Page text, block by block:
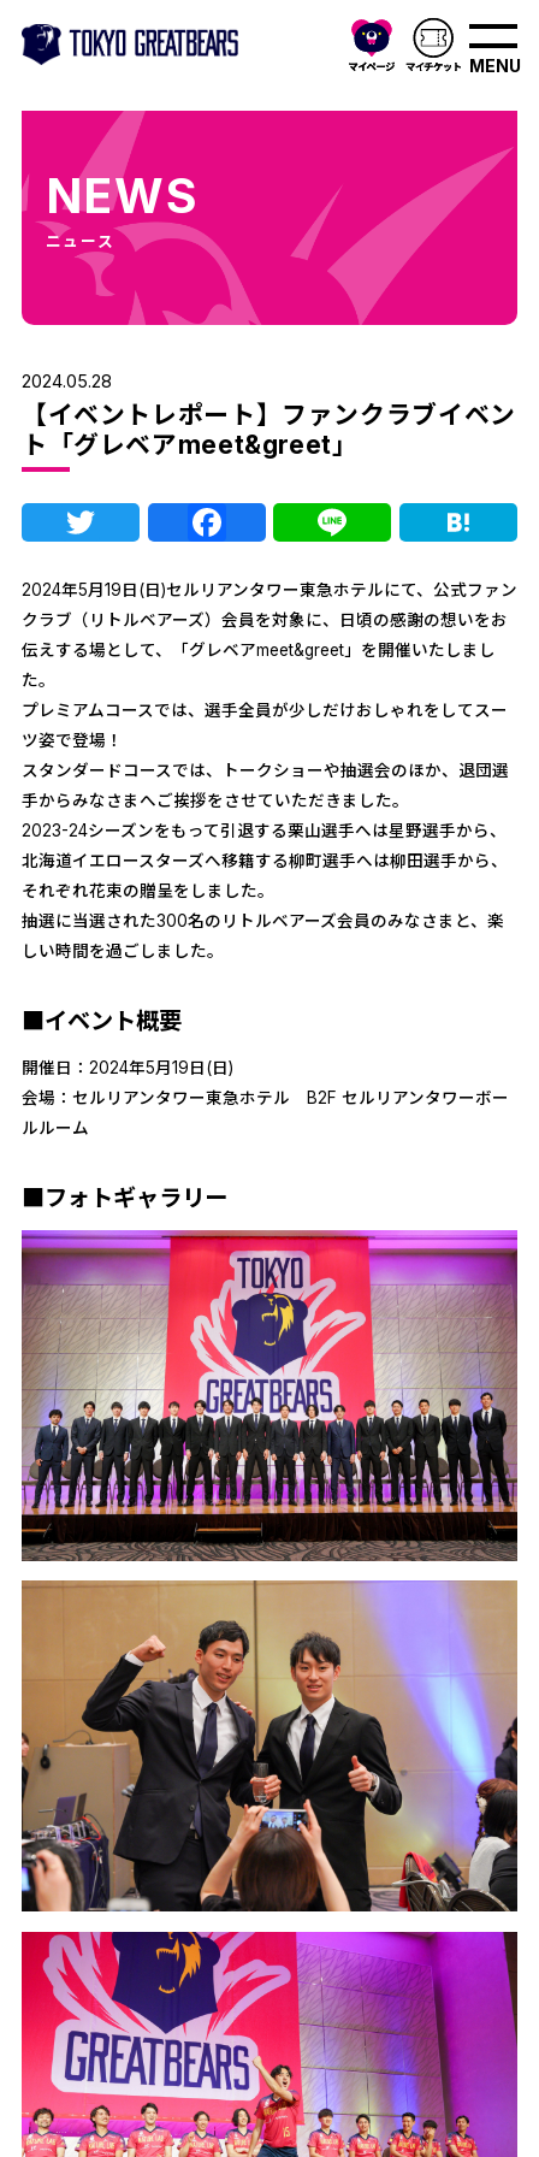
MENU
NEWS
ニュース
2024.05.28
【イベントレポート】ファンクラブイベン
ト「グレベアmeet&greet」
Twitter Facebook
Line
2024年5月19日(日)セルリアンタワー東急ホテルにて、公式ファン
クラブ（リトルベアーズ）会員を対象に、日頃の感謝の想いをお
伝えする場として、「グレベアmeet&greet」を開催いたしまし
た。
プレミアムコースでは、選手全員が少しだけおしゃれをしてスー
ツ姿で登場！
スタンダードコースでは、トークショーや抽選会のほか、退団選
手からみなさまへご挨拶をさせていただきました。
2023-24シーズンをもって引退する栗山選手へは星野選手から、
北海道イエロースターズへ移籍する柳町選手へは柳田選手から、
それぞれ花束の贈呈をしました。
抽選に当選された300名のリトルベアーズ会員のみなさまと、楽
しい時間を過ごしました。
■イベント概要
開催日：2024年5月19日(日)
会場：セルリアンタワー東急ホテル B2F セルリアンタワーボー
ルルーム
■フォトギャラリー